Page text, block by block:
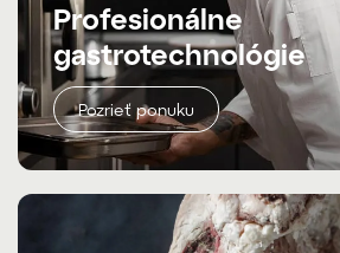
Profesionálne
gastrotechnológie
Pozrieť ponuku